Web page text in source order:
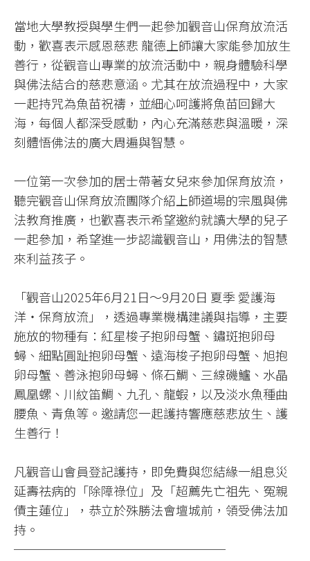
當地大學教授與學生們一起參加觀音山保育放流活
動，歡喜表示感恩慈悲 龍德上師讓大家能參加放生
善行，從觀音山專業的放流活動中，親身體驗科學
與佛法結合的慈悲意涵。尤其在放流過程中，大家
一起持咒為魚苗祝禱，並細心呵護將魚苗回歸大
海，每個人都深受感動，內心充滿慈悲與溫暖，深
刻體悟佛法的廣大周遍與智慧。
一位第一次參加的居士帶著女兒來參加保育放流，
聽完觀音山保育放流團隊介紹上師道場的宗風與佛
法教育推廣，也歡喜表示希望邀約就讀大學的兒子
一起參加，希望進一步認識觀音山，用佛法的智慧
來利益孩子。
「觀音山2025年6月21日～9月20日 夏季 愛護海
洋‧保育放流」，透過專業機構建議與指導，主要
施放的物種有：紅星梭子抱卵母蟹、鏽斑抱卵母
蟳、細點圓趾抱卵母蟹、遠海梭子抱卵母蟹、旭抱
卵母蟹、善泳抱卵母蟳、條石鯛、三線磯鱸、水晶
鳳凰螺、川紋笛鯛、九孔、龍蝦，以及淡水魚種曲
腰魚、青魚等。邀請您一起護持響應慈悲放生、護
生善行！
凡觀音山會員登記護持，即免費與您結緣一組息災
延壽祛病的「除障祿位」及「超薦先亡祖先、冤親
債主蓮位」，恭立於殊勝法會壇城前，領受佛法加
持。
─────────────────